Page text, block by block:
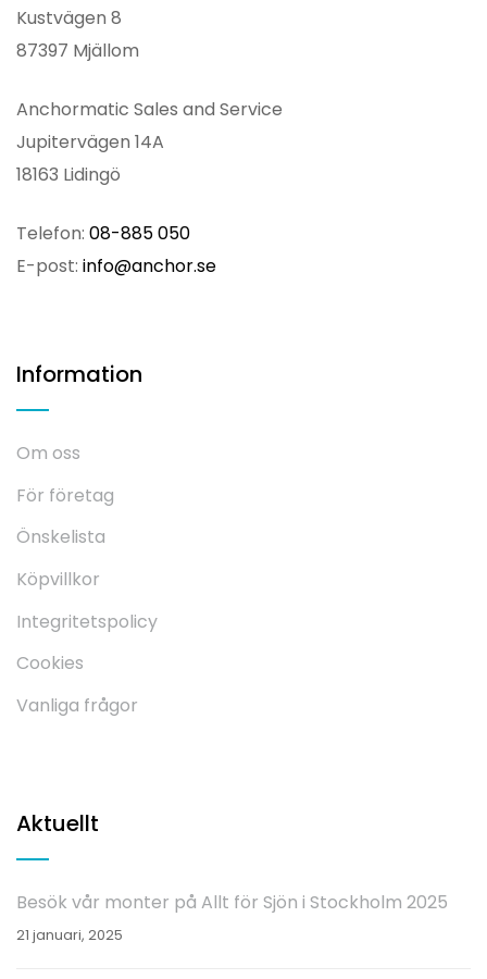
Kustvägen 8
87397 Mjällom
Anchormatic Sales and Service
Jupitervägen 14A
18163 Lidingö
Telefon: 08-885 050
E-post: info@anchor.se
Information
Om oss
För företag
Önskelista
Köpvillkor
Integritetspolicy
Cookies
Vanliga frågor
Aktuellt
Besök vår monter på Allt för Sjön i Stockholm 2025
21 januari, 2025